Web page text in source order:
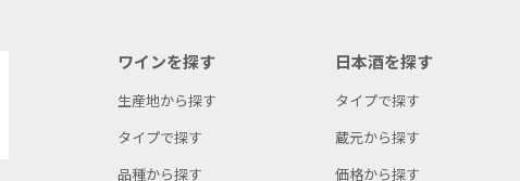
ワインを探す
生産地から探す
タイプで探す
品種から探す
日本酒を探す
タイプで探す
蔵元から探す
価格から探す